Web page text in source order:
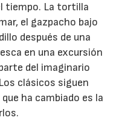
tiempo. La tortilla
el gazpacho bajo
después de una
en una excursión
del imaginario
clásicos siguen
ha cambiado es la